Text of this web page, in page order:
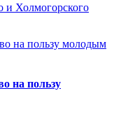
и Холмогорского
на пользу